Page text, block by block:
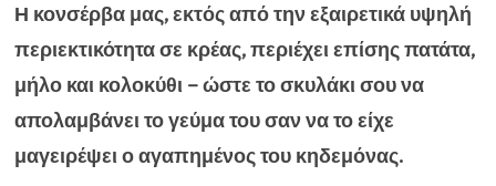
χωρίς
γλουτένη
σιταριού
και
κοτόπουλο)
Η κονσέρβα μας, εκτός από την εξαιρετικά υψηλή
περιεκτικότητα σε κρέας, περιέχει επίσης πατάτα,
μήλο και κολοκύθι – ώστε το σκυλάκι σου να
απολαμβάνει το γεύμα του σαν να το είχε
μαγειρέψει ο αγαπημένος του κηδεμόνας.